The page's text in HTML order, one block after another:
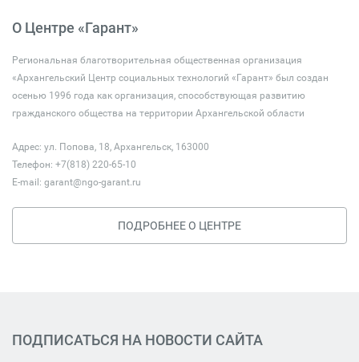
О Центре «Гарант»
Региональная благотворительная общественная организация
«Архангельский Центр социальных технологий «Гарант» был создан
осенью 1996 года как организация, способствующая развитию
гражданского общества на территории Архангельской области
Адрес: ул. Попова, 18, Архангельск, 163000
Телефон: +7(818) 220-65-10
E-mail: garant@ngo-garant.ru
ПОДРОБНЕЕ О ЦЕНТРЕ
ПОДПИСАТЬСЯ НА НОВОСТИ САЙТА